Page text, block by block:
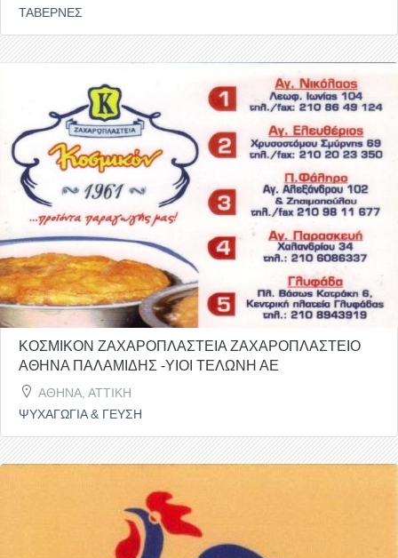
ΤΑΒΕΡΝΕΣ
ΚΟΣΜΙΚΟΝ ΖΑΧΑΡΟΠΛΑΣΤΕΙΑ ΖΑΧΑΡΟΠΛΑΣΤΕΙΟ
ΑΘΗΝΑ ΠΑΛΑΜΙΔΗΣ -ΥΙΟΙ ΤΕΛΩΝΗ ΑΕ
ΑΘΗΝΑ, ΑΤΤΙΚΗ
ΨΥΧΑΓΩΓΙΑ & ΓΕΥΣΗ